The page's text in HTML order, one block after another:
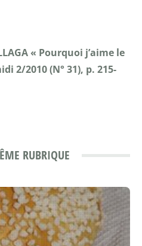
« Pourquoi j’aime le
2/2010 (N° 31), p. 215-
RUBRIQUE